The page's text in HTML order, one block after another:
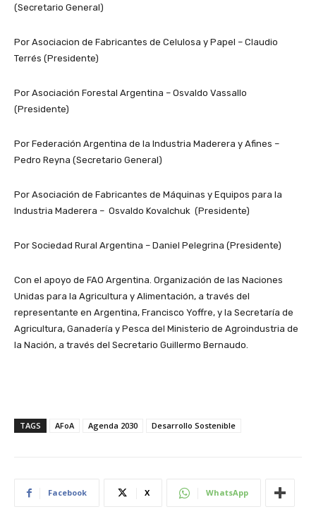
(Secretario General)
Por Asociacion de Fabricantes de Celulosa y Papel – Claudio
Terrés (Presidente)
Por Asociación Forestal Argentina – Osvaldo Vassallo
(Presidente)
Por Federación Argentina de la Industria Maderera y Afines –
Pedro Reyna (Secretario General)
Por Asociación de Fabricantes de Máquinas y Equipos para la
Industria Maderera – Osvaldo Kovalchuk (Presidente)
Por Sociedad Rural Argentina – Daniel Pelegrina (Presidente)
Con el apoyo de FAO Argentina. Organización de las Naciones
Unidas para la Agricultura y Alimentación, a través del
representante en Argentina, Francisco Yoffre, y la Secretaría de
Agricultura, Ganadería y Pesca del Ministerio de Agroindustria de
la Nación, a través del Secretario Guillermo Bernaudo.
TAGS AFoA Agenda 2030 Desarrollo Sostenible
Facebook X WhatsApp